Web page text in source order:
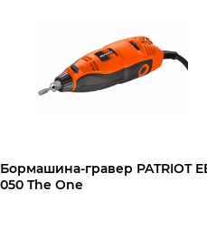
Бормашина-гравер PATRIOT
050 The One